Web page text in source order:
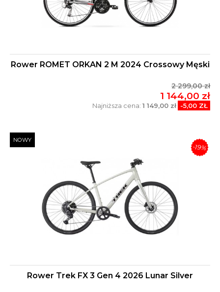
Rower ROMET ORKAN 2 M 2024 Crossowy Męski
2 299,00 zł
1 144,00 zł
Najniższa cena: 1 149,00 zł -5,00 ZŁ
Rower Trek FX 3 Gen 4 2026 Lunar Silver
NOWY
-19%